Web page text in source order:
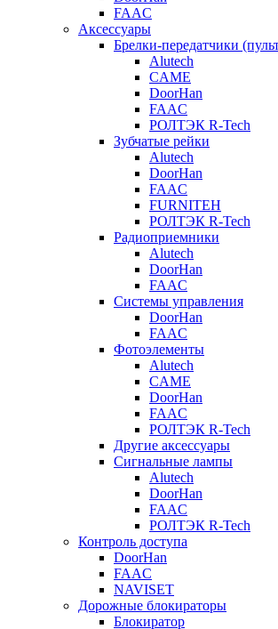
FAAC
Аксессуары
Брелки-передатчики
Alutech
CAME
DoorHan
FAAC
РОЛТЭК R-Tech
Зубчатые рейки
Alutech
DoorHan
FAAC
FURNITEH
РОЛТЭК R-Tech
Радиоприемники
Alutech
DoorHan
FAAC
Системы управления
DoorHan
FAAC
Фотоэлементы
Alutech
CAME
DoorHan
FAAC
РОЛТЭК R-Tech
Другие аксессуары
Сигнальные лампы
Alutech
DoorHan
FAAC
РОЛТЭК R-Tech
Контроль доступа
DoorHan
FAAC
NAVISET
Дорожные блокираторы
Блокиратор